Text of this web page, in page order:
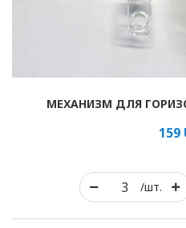
/шт.
МЕХАНИЗМ ДЛЯ
159